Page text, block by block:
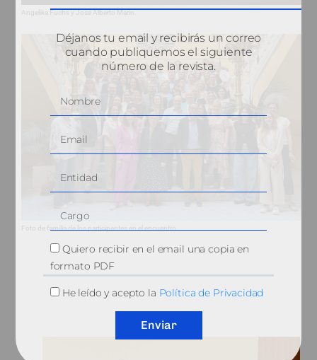
Angelika Fuchs y José Alberto Marín.
Foto de familia de los participantes en el encuentro.
Déjanos tu email y recibirás un correo
cuando publiquemos el siguiente
número de la revista.
Quiero recibir en el email una copia en
formato PDF
He leído y acepto la Política de Privacidad
Enviar